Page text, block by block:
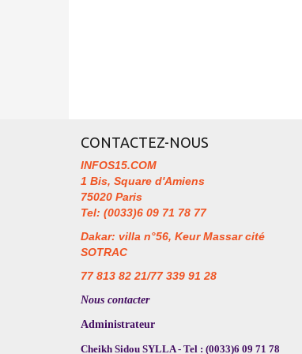
CONTACTEZ-NOUS
INFOS15.COM
1 Bis, Square d'Amiens
75020 Paris
Tel: (0033)6 09 71 78 77
Dakar: villa n°56, Keur Massar cité
SOTRAC
77 813 82 21/77 339 91 28
Nous contacter
Administrateur
Cheikh Sidou SYLLA - Tel : (0033)6 09 71 78